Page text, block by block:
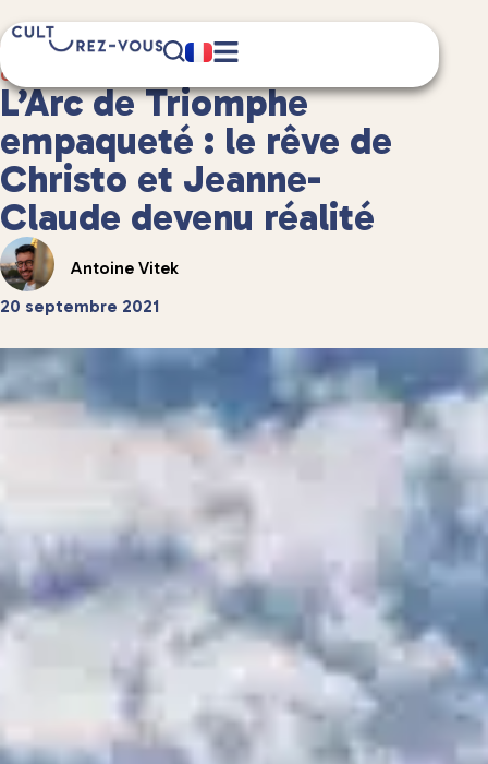
Culture
5 minute(s) de lecture
L’Arc de Triomphe
empaqueté : le rêve de
Christo et Jeanne-
Claude devenu réalité
Antoine Vitek
20 septembre 2021